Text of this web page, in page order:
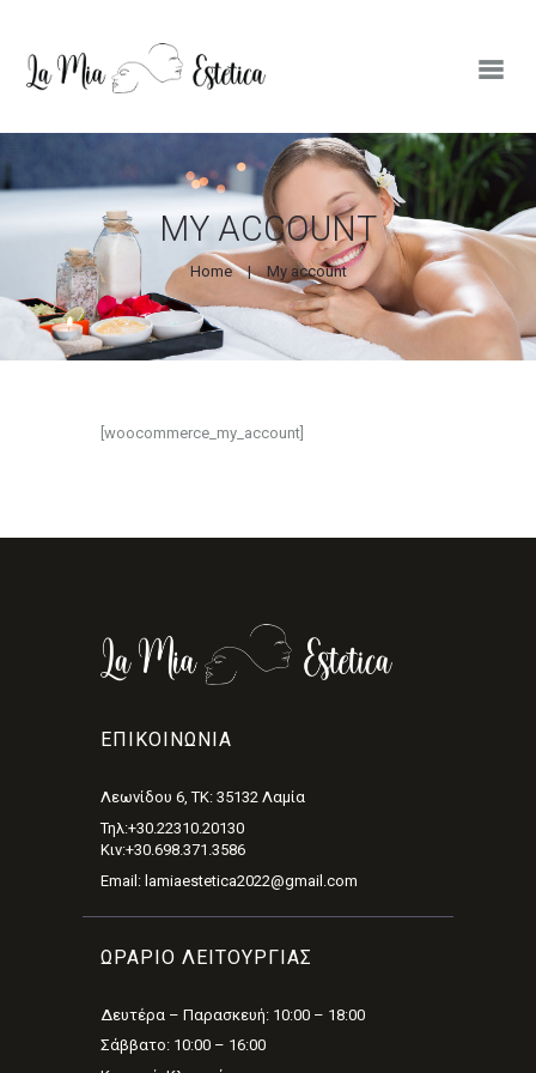
MY ACCOUNT
Home My account
ΑΡΧΙΚΗ
ΠΡΟΦΙΛ
ΥΠΗΡΕΣΙΕΣ
LASER ΑΛΕΞΑΝΔΡΊΤΗ
[woocommerce_my_account]
ΕΠΙΚΟΙΝΩΝΊΑ
Λεωνίδου 6, ΤΚ: 35132 Λαμία
Τηλ:+30.22310.20130
Κιν:+30.698.371.3586
Email: lamiaestetica2022@gmail.com
ΩΡΑΡΙΟ ΛΕΙΤΟΥΡΓΙΑΣ
Δευτέρα – Παρασκευή: 10:00 – 18:00
Σάββατο: 10:00 – 16:00